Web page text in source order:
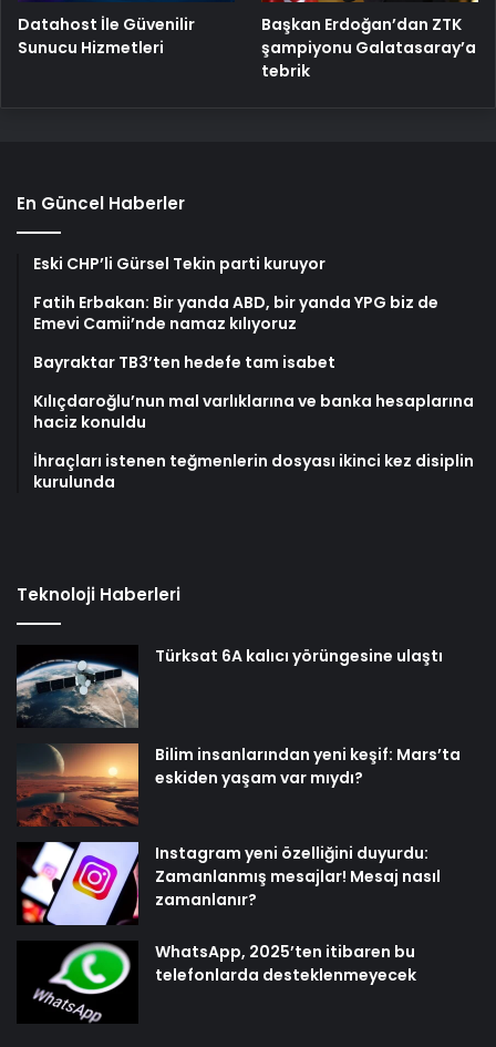
Datahost İle Güvenilir
Sunucu Hizmetleri
Başkan Erdoğan’dan ZTK
şampiyonu Galatasaray’a
tebrik
En Güncel Haberler
Eski CHP’li Gürsel Tekin parti kuruyor
Fatih Erbakan: Bir yanda ABD, bir yanda YPG biz de
Emevi Camii’nde namaz kılıyoruz
Bayraktar TB3’ten hedefe tam isabet
Kılıçdaroğlu’nun mal varlıklarına ve banka hesaplarına
haciz konuldu
İhraçları istenen teğmenlerin dosyası ikinci kez disiplin
kurulunda
Teknoloji Haberleri
Türksat 6A kalıcı yörüngesine ulaştı
Bilim insanlarından yeni keşif: Mars’ta
eskiden yaşam var mıydı?
Instagram yeni özelliğini duyurdu:
Zamanlanmış mesajlar! Mesaj nasıl
zamanlanır?
WhatsApp, 2025’ten itibaren bu
telefonlarda desteklenmeyecek